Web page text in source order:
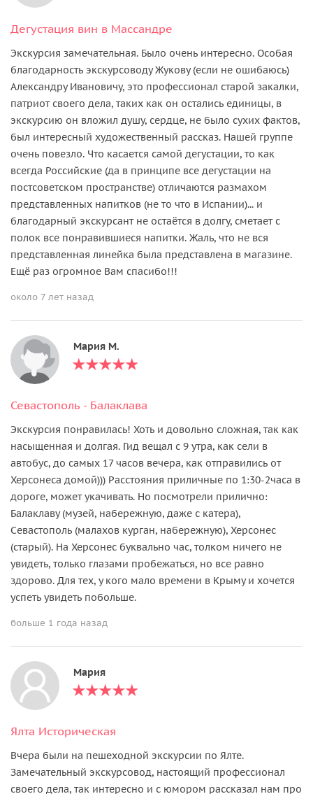
Дегустация вин в Массандре
Экскурсия замечательная. Было очень интересно. Особая
благодарность экскурсоводу Жукову (если не ошибаюсь)
Александру Ивановичу, это профессионал старой закалки,
патриот своего дела, таких как он остались единицы, в
экскурсию он вложил душу, сердце, не было сухих фактов,
был интересный художественный рассказ. Нашей группе
очень повезло. Что касается самой дегустации, то как
всегда Российские (да в принципе все дегустации на
постсоветском пространстве) отличаются размахом
представленных напитков (не то что в Испании)... и
благодарный экскурсант не остаётся в долгу, сметает с
полок все понравившиеся напитки. Жаль, что не вся
представленная линейка была представлена в магазине.
Ещё раз огромное Вам спасибо!!!
около 7 лет назад
Мария М.
Севастополь - Балаклава
Экскурсия понравилась! Хоть и довольно сложная, так как
насыщенная и долгая. Гид вещал с 9 утра, как сели в
автобус, до самых 17 часов вечера, как отправились от
Херсонеса домой))) Расстояния приличные по 1:30-2часа в
дороге, может укачивать. Но посмотрели прилично:
Балаклаву (музей, набережную, даже с катера),
Севастополь (малахов курган, набережную), Херсонес
(старый). На Херсонес буквально час, толком ничего не
увидеть, только глазами пробежаться, но все равно
здорово. Для тех, у кого мало времени в Крыму и хочется
успеть увидеть побольше.
больше 1 года назад
Мария
Ялта Историческая
Вчера были на пешеходной экскурсии по Ялте.
Замечательный экскурсовод, настоящий профессионал
своего дела, так интересно и с юмором рассказал нам про